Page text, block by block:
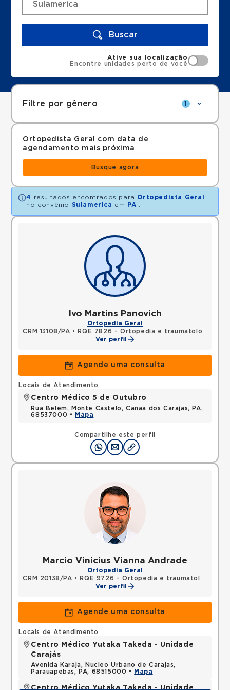
Buscar
Ative sua localização
Encontre unidades perto de você
Filtre por gênero 1
Ortopedista Geral com data de
agendamento mais próxima
Busque agora
4 resultados encontrados para Ortopedista Geral
no convênio
Sulamerica em PA
Ivo Martins Panovich
Ortopedia Geral
CRM 13108/PA •
RQE 7826 - Ortopedia e traumatologia
Ver perfil
Agende uma consulta
Compartilhe este perfil
Locais de Atendimento
Centro Médico 5 de Outubro
Rua Belem, Monte Castelo, Canaa dos Carajas, PA,
68537000 •
Mapa
Marcio Vinicius Vianna Andrade
Ortopedia Geral
CRM 20138/PA •
RQE 9726 - Ortopedia e traumatologia
Ver perfil
Agende uma consulta
Locais de Atendimento
Centro Médico Yutaka Takeda - Unidade
Carajás
Avenida Karaja, Nucleo Urbano de Carajas,
Parauapebas, PA, 68515000 •
Mapa
Centro Médico Yutaka Takeda - Unidade